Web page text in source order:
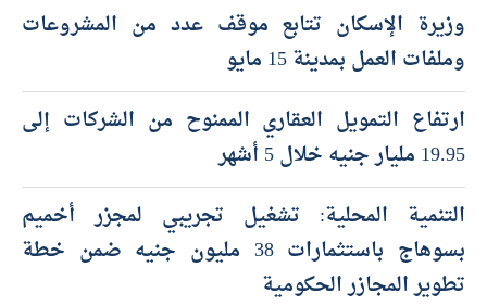
وزيرة الإسكان تتابع موقف عدد من المشروعات
وملفات العمل بمدينة 15 مايو
ارتفاع التمويل العقاري الممنوح من الشركات إلى
19.95 مليار جنيه خلال 5 أشهر
التنمية المحلية: تشغيل تجريبي لمجزر أخميم
بسوهاج باستثمارات 38 مليون جنيه ضمن خطة
تطوير المجازر الحكومية